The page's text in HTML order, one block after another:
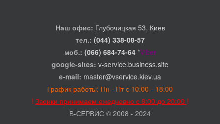
Наш офис: Глубочицкая 53, Киев
тел.: (044) 338-08-57
моб.: (066) 684-74-64*Viber
google-sites: v-service.business.site
e-mail: master@vservice.kiev.ua
График работы: Пн - Пт с 10:00 - 18:00
! Звонки принимаем ежедневно с 8:00 до 20:00 !
В-СЕРВИС © 2008 - 2024